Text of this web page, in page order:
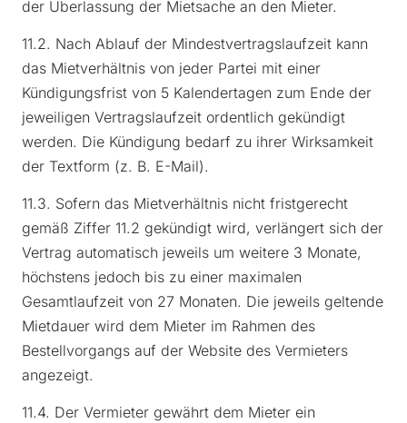
der Überlassung der Mietsache an den Mieter.
11.2. Nach Ablauf der Mindestvertragslaufzeit kann
das Mietverhältnis von jeder Partei mit einer
Kündigungsfrist von 5 Kalendertagen zum Ende der
jeweiligen Vertragslaufzeit ordentlich gekündigt
werden. Die Kündigung bedarf zu ihrer Wirksamkeit
der Textform (z. B. E-Mail).
11.3. Sofern das Mietverhältnis nicht fristgerecht
gemäß Ziffer 11.2 gekündigt wird, verlängert sich der
Vertrag automatisch jeweils um weitere 3 Monate,
höchstens jedoch bis zu einer maximalen
Gesamtlaufzeit von 27 Monaten. Die jeweils geltende
Mietdauer wird dem Mieter im Rahmen des
Bestellvorgangs auf der Website des Vermieters
angezeigt.
11.4. Der Vermieter gewährt dem Mieter ein